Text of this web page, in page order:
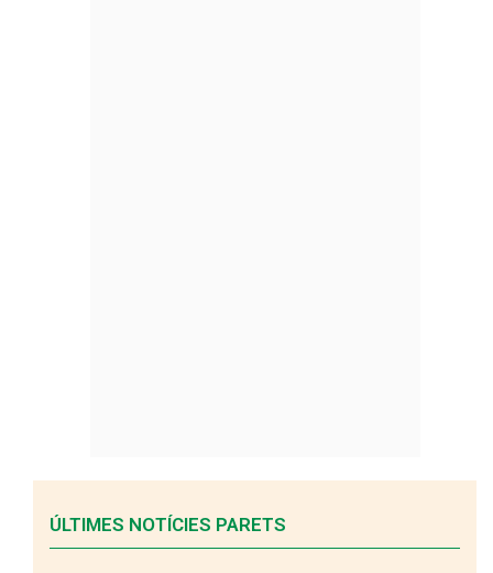
ÚLTIMES NOTÍCIES PARETS